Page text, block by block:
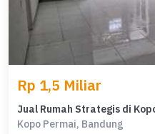
Rp 1,5 Miliar
Jual Rumah Strategis di
Kopo Permai, Bandung